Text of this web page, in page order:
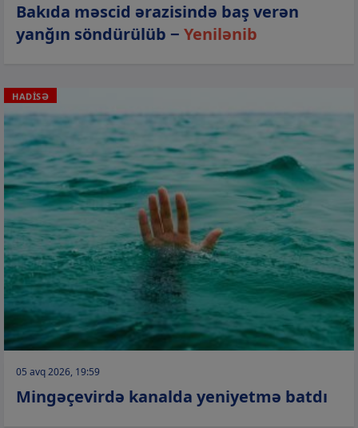
Bakıda məscid ərazisində baş verən
yanğın söndürülüb − Yenilənib
HADİSƏ
05 avq 2026, 19:59
Mingəçevirdə kanalda yeniyetmə batdı